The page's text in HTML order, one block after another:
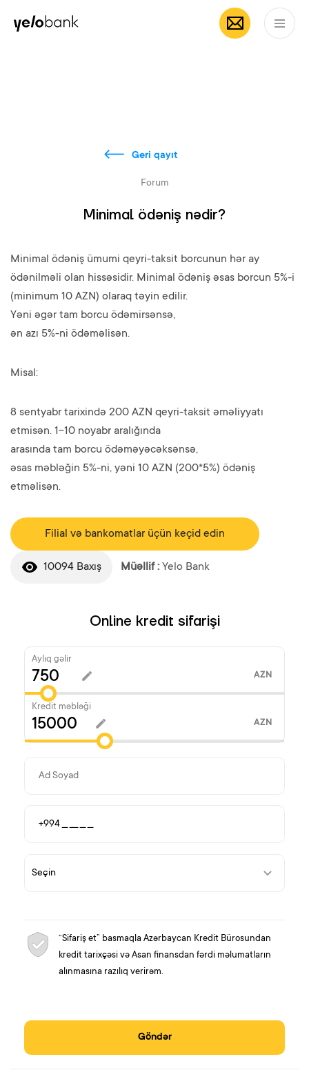
Fərdi Biznes
Geri qayıt
Forum
Minimal ödəniş nədir?
Minimal ödəniş ümumi qeyri-taksit borcunun hər ay
ödənilməli olan hissəsidir. Minimal ödəniş əsas borcun 5%-i
(minimum 10 AZN) olaraq təyin edilir.
Yəni əgər tam borcu ödəmirsənsə,
ən azı 5%-ni ödəməlisən.
Misal:
8 sentyabr tarixində 200 AZN qeyri-taksit əməliyyatı
etmisən. 1-10 noyabr aralığında
arasında tam borcu ödəməyəcəksənsə,
əsas məbləğin 5%-ni, yəni 10 AZN (200*5%) ödəniş
etməlisən.
Filial və bankomatlar üçün keçid edin
10094 Baxış Müəllif : Yelo Bank
Online kredit sifarişi
Aylıq gəlir
AZN
Kredit məbləği
AZN
“Sifariş et” basmaqla Azərbaycan Kredit Bürosundan
kredit tarixçəsi və Asan finansdan fərdi məlumatların
alınmasına razılıq verirəm.
Göndər